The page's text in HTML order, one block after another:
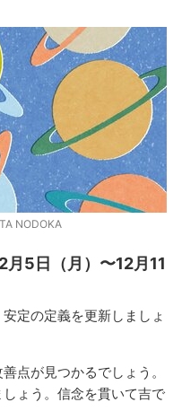
NODOKA
5日（月）〜12月11
定の定義を更新しましょ
点が見つかるでしょう。
ょう。信念を貫いて吉で